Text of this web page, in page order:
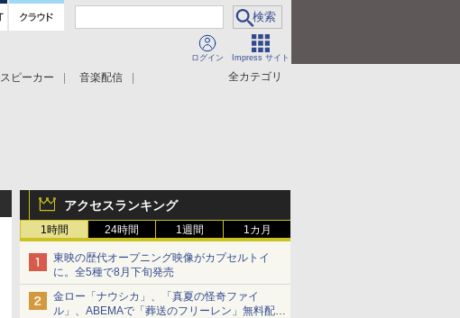
ログイン Impress サイト
全カテゴリ
スピーカー
音楽配信
アクセスランキング
1時間 24時間 1週間 1カ月
東映の歴代オープニング映像がカプセルトイ
に。全5種で8月下旬発売
金ロー「ナウシカ」、「真夏の怪奇ファイ
ル」、ABEMAで「葬送のフリーレン」無料配信